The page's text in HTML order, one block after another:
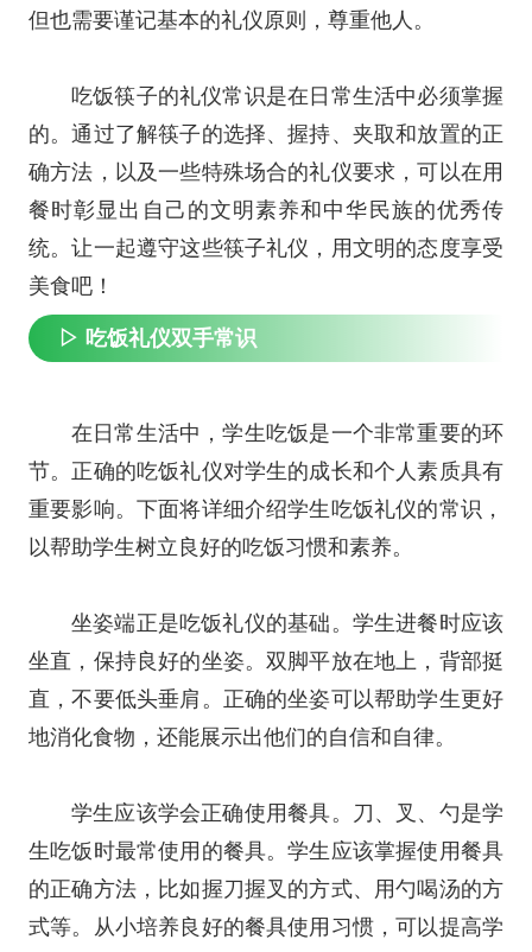
但也需要谨记基本的礼仪原则，尊重他人。
吃饭筷子的礼仪常识是在日常生活中必须掌握
的。通过了解筷子的选择、握持、夹取和放置的正
确方法，以及一些特殊场合的礼仪要求，可以在用
餐时彰显出自己的文明素养和中华民族的优秀传
统。让一起遵守这些筷子礼仪，用文明的态度享受
美食吧！
▷ 吃饭礼仪双手常识
在日常生活中，学生吃饭是一个非常重要的环
节。正确的吃饭礼仪对学生的成长和个人素质具有
重要影响。下面将详细介绍学生吃饭礼仪的常识，
以帮助学生树立良好的吃饭习惯和素养。
坐姿端正是吃饭礼仪的基础。学生进餐时应该
坐直，保持良好的坐姿。双脚平放在地上，背部挺
直，不要低头垂肩。正确的坐姿可以帮助学生更好
地消化食物，还能展示出他们的自信和自律。
学生应该学会正确使用餐具。刀、叉、勺是学
生吃饭时最常使用的餐具。学生应该掌握使用餐具
的正确方法，比如握刀握叉的方式、用勺喝汤的方
式等。从小培养良好的餐具使用习惯，可以提高学